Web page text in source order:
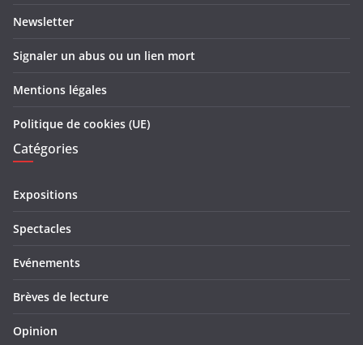
Newsletter
Signaler un abus ou un lien mort
Mentions légales
Politique de cookies (UE)
Catégories
Expositions
Spectacles
Evénements
Brèves de lecture
Opinion